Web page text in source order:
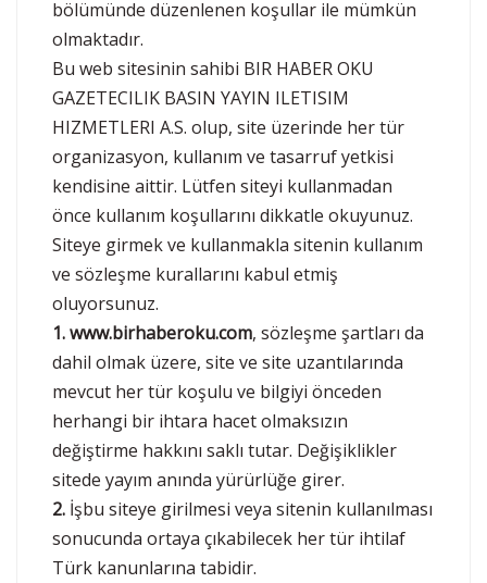
bölümünde düzenlenen koşullar ile mümkün
olmaktadır.
Bu web sitesinin sahibi BIR HABER OKU
GAZETECILIK BASIN YAYIN ILETISIM
HIZMETLERI A.S. olup, site üzerinde her tür
organizasyon, kullanım ve tasarruf yetkisi
kendisine aittir. Lütfen siteyi kullanmadan
önce kullanım koşullarını dikkatle okuyunuz.
Siteye girmek ve kullanmakla sitenin kullanım
ve sözleşme kurallarını kabul etmiş
oluyorsunuz.
1.www.birhaberoku.com, sözleşme şartları da
dahil olmak üzere, site ve site uzantılarında
mevcut her tür koşulu ve bilgiyi önceden
herhangi bir ihtara hacet olmaksızın
değiştirme hakkını saklı tutar. Değişiklikler
sitede yayım anında yürürlüğe girer.
2. İşbu siteye girilmesi veya sitenin kullanılması
sonucunda ortaya çıkabilecek her tür ihtilaf
Türk kanunlarına tabidir.